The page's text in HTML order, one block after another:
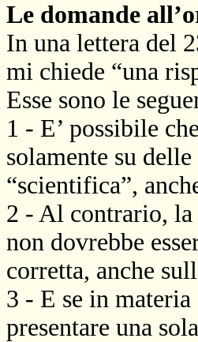
Le domande
In una lettera del
mi chiede “una
Esse sono le
1 - E’ possibile
solamente su
“scientifica”,
2 - Al contrario, la
non dovrebbe
corretta, anche
3 - E se in
presentare una